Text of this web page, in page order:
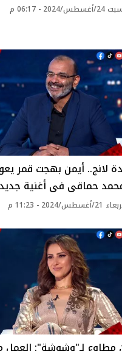
2024 - 06:17 م
لانج.. أيمن بهجت قمر
حماقى فى أغنية
2024 - 11:23 م